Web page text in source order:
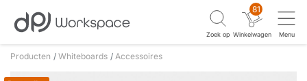
Zoek op
81
Winkelwagen Menu
Producten Whiteboards Accessoires